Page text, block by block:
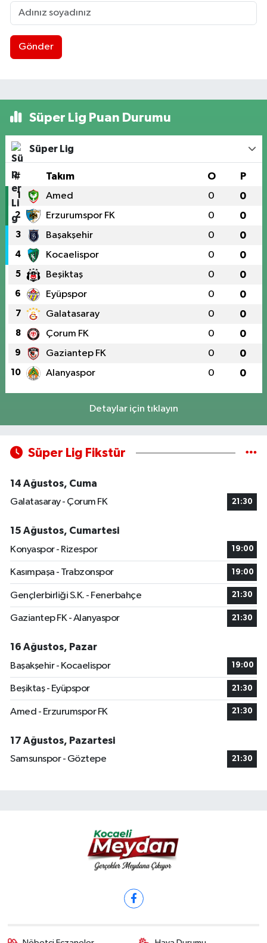
Gönder
Süper Lig Puan Durumu
Süper Lig
# Takım O P
1 Amed 0 0
2 Erzurumspor FK 0 0
3 Başakşehir 0 0
4 Kocaelispor 0 0
5 Beşiktaş 0 0
6 Eyüpspor 0 0
7 Galatasaray 0 0
8 Çorum FK 0 0
9 Gaziantep FK 0 0
10 Alanyaspor 0 0
Detaylar için tıklayın
Süper Lig Fikstür
14 Ağustos, Cuma
Galatasaray - Çorum FK
21:30
15 Ağustos, Cumartesi
Konyaspor - Rizespor
19:00
Kasımpaşa - Trabzonspor 19:00
Gençlerbirliği S.K. - Fenerbahçe 21:30
Gaziantep FK - Alanyaspor 21:30
16 Ağustos, Pazar
Başakşehir - Kocaelispor
19:00
Beşiktaş - Eyüpspor 21:30
Amed - Erzurumspor FK 21:30
17 Ağustos, Pazartesi
Samsunspor - Göztepe
21:30